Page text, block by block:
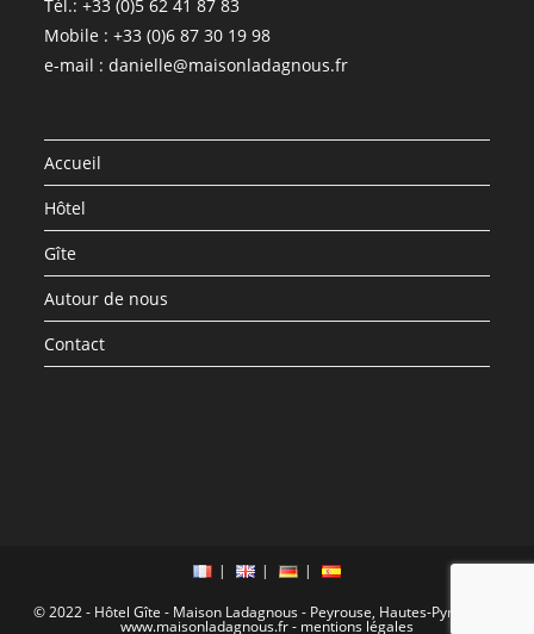
Tél.: +33 (0)5 62 41 87 83
Mobile : +33 (0)6 87 30 19 98
e-mail : danielle@maisonladagnous.fr
Accueil
Hôtel
Gîte
Autour de nous
Contact
© 2022 - Hôtel Gîte - Maison Ladagnous - Peyrouse, Hautes-Pyrénées -
www.maisonladagnous.fr- mentions légales